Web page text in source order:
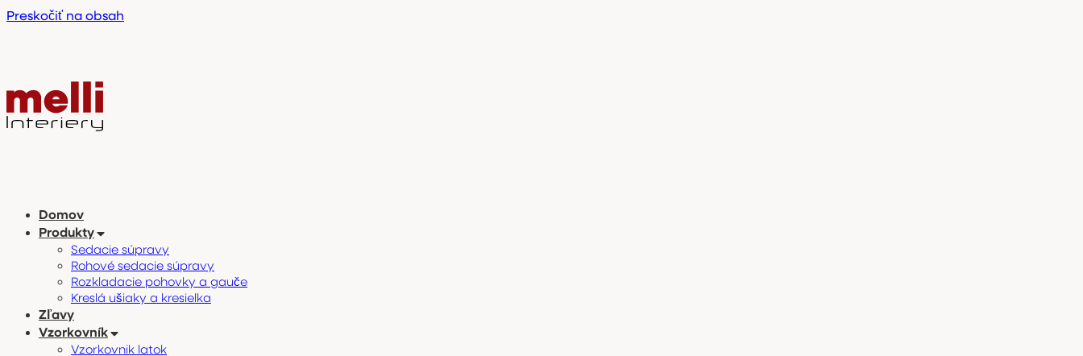
Preskočiť na obsah
Domov
Produkty
Sedacie súpravy
Rohové sedacie súpravy
Rozkladacie pohovky a gauče
Kreslá ušiaky a kresielka
Zľavy
Vzorkovník
Vzorkovnik latok